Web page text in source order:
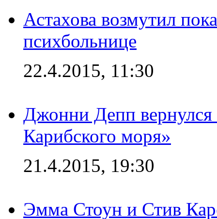
Астахова возмутил
психбольнице
22.4.2015, 11:30
Джонни Депп
Карибского моря»
21.4.2015, 19:30
Эмма Стоун и Стив